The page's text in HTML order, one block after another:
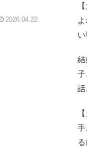
2026.04.22
い
結
子
話
手